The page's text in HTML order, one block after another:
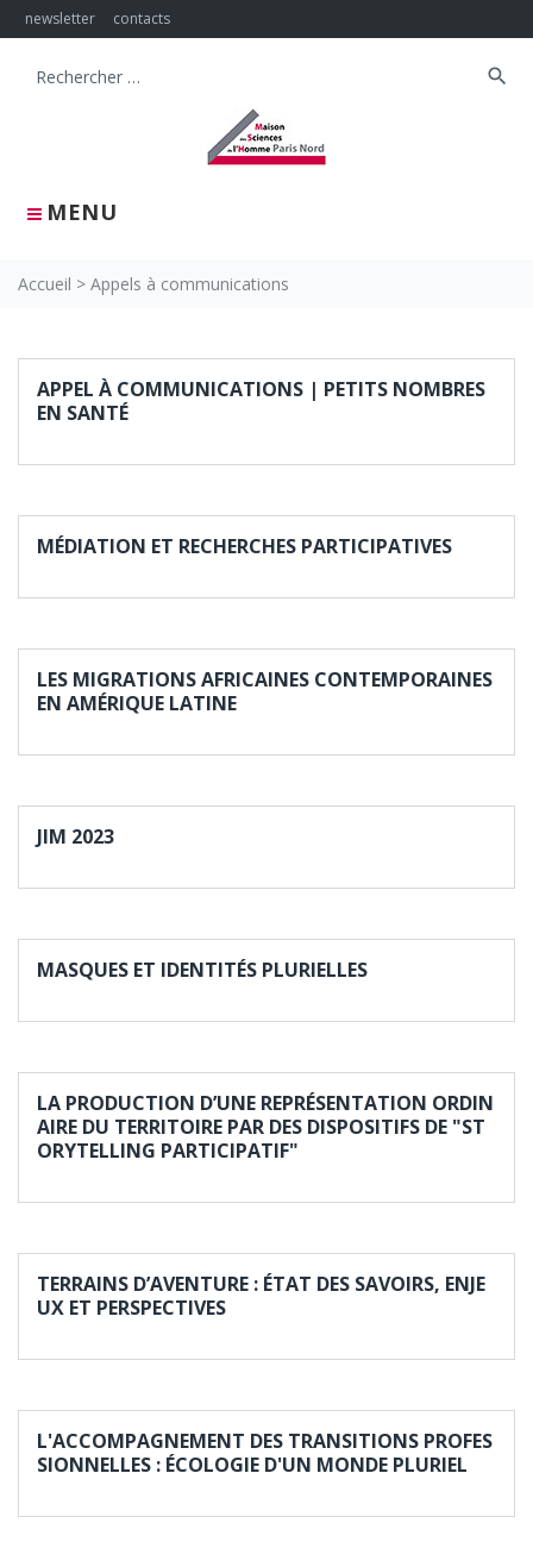
newsletter contacts
MENU
search
Accueil > Appels à communications
APPEL À COMMUNICATIONS | PETITS NOMBRES
EN SANTÉ
MÉDIATION ET RECHERCHES PARTICIPATIVES
LES MIGRATIONS AFRICAINES CONTEMPORAINES
EN AMÉRIQUE LATINE
JIM 2023
MASQUES ET IDENTITÉS PLURIELLES
LA PRODUCTION D’UNE REPRÉSENTATION ORDIN
AIRE DU TERRITOIRE PAR DES DISPOSITIFS DE "ST
ORYTELLING PARTICIPATIF"
TERRAINS D’AVENTURE : ÉTAT DES SAVOIRS, ENJE
UX ET PERSPECTIVES
L'ACCOMPAGNEMENT DES TRANSITIONS PROFES
SIONNELLES : ÉCOLOGIE D'UN MONDE PLURIEL